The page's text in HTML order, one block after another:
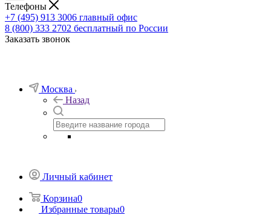
Телефоны
+7 (495) 913 3006 главный офис
8 (800) 333 2702 бесплатный по России
Заказать звонок
Москва
Назад
Личный кабинет
Корзина0
Избранные товары0